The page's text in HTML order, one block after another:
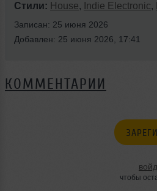
Стили: House, Indie Electronic,
Записан: 25 июня 2026
Добавлен: 25 июня 2026, 17:41
КОММЕНТАРИИ
чтобы